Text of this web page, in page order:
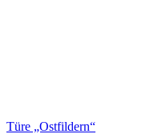
Türe „Ostfildern“